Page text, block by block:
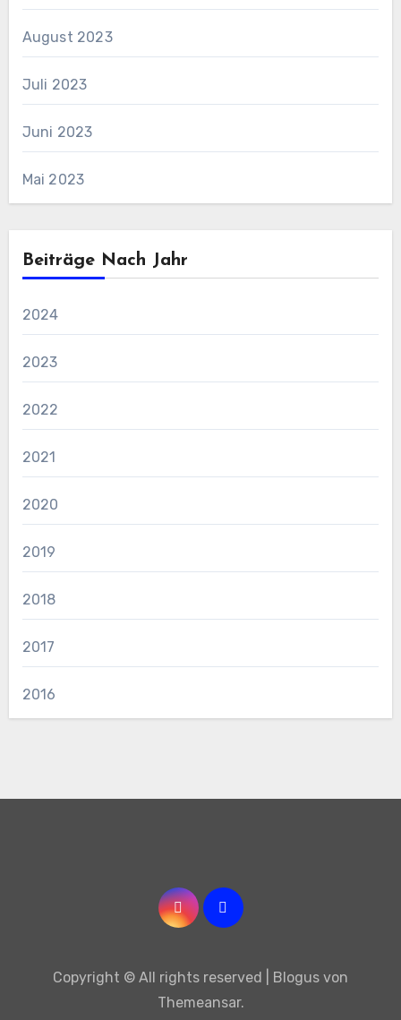
August 2023
Juli 2023
Juni 2023
Mai 2023
Beiträge Nach Jahr
2024
2023
2022
2021
2020
2019
2018
2017
2016
Copyright © All rights reserved Blogus von
Themeansar.